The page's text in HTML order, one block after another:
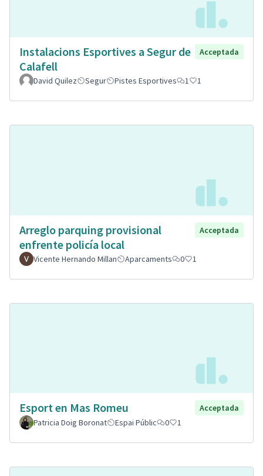
Instalacions Esportives a Segur de
Calafell
Acceptada
David Quilez Segur Pistes Esportives 1 1
Arreglo parquing provisional
enfrente policía local
Acceptada
Vicente Hernando Millan Aparcaments 0 1
Esport en Mas Romeu
Acceptada
Patricia Doig Boronat
Espai Públic 0 1